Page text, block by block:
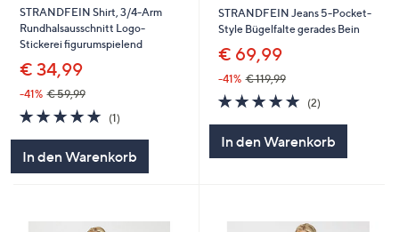
STRANDFEIN Shirt, 3/4-Arm
Rundhalsausschnitt Logo-
Stickerei figurumspielend
€ 34,99
-41% € 59,99
5.0
von
5
(1)
In den Warenkorb
STRANDFEIN Jeans 5-Pocket-
Style Bügelfalte gerades Bein
€ 69,99
-41% € 119,99
5.0
von
5
(2)
In den Warenkorb